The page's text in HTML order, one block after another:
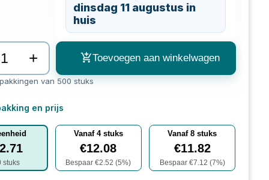
dinsdag 11 augustus in
huis
+ Toevoegen aan winkelwagen
van 500 stuks
en prijs
stuks
Vanaf 4stuks
€12.08
Bespaar €2.52 (5%)
Vanaf8 stuks
€11.82
Bespaar €7.12 (7%)